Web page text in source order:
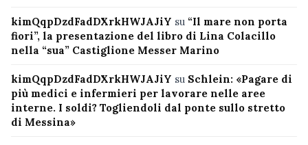
kimQqpDzdFadDXrkHWJAJiY su “Il mare non porta
fiori”, la presentazione del libro di Lina Colacillo
nella “sua” Castiglione Messer Marino
kimQqpDzdFadDXrkHWJAJiY su Schlein: «Pagare di
più medici e infermieri per lavorare nelle aree
interne. I soldi? Togliendoli dal ponte sullo stretto
di Messina»